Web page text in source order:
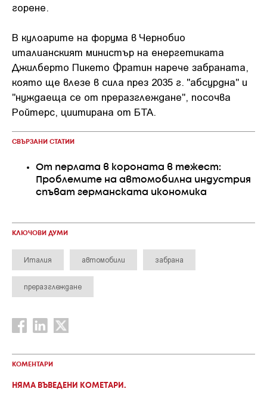
горене.
В кулоарите на форума в Чернобио
италианският министър на енергетиката
Джилберто Пикето Фратин нарече забраната,
която ще влезе в сила през 2035 г. "абсурдна" и
"нуждаеща се от преразглеждане", посочва
Ройтерс, циитирана от БТА.
СВЪРЗАНИ СТАТИИ
От перлата в короната в тежест:
Проблемите на автомобилна индустрия
спъват германската икономика
КЛЮЧОВИ ДУМИ
Италия автомобили забрана
преразглеждане
КОМЕНТАРИ
НЯМА ВЪВЕДЕНИ КОМЕТАРИ.